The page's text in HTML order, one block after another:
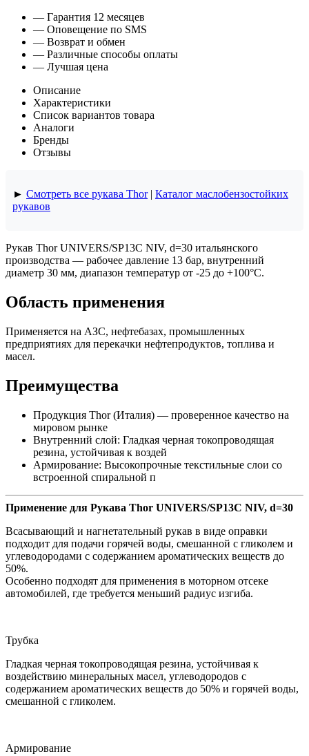
— Гарантия 12 месяцев
— Оповещение по SMS
— Возврат и обмен
— Различные способы оплаты
— Лучшая цена
Описание
Характеристики
Список вариантов товара
Аналоги
Бренды
Отзывы
► Смотреть все рукава Thor| Каталог маслобензостойких
рукавов
Рукав Thor UNIVERS/SP13C NIV, d=30 итальянского
производства — рабочее давление 13 бар, внутренний
диаметр 30 мм, диапазон температур от -25 до +100°C.
Область применения
Применяется на АЗС, нефтебазах, промышленных
предприятиях для перекачки нефтепродуктов, топлива и
масел.
Преимущества
Продукция Thor (Италия) — проверенное качество на
мировом рынке
Внутренний слой: Гладкая черная токопроводящая
резина, устойчивая к воздей
Армирование: Высокопрочные текстильные слои со
встроенной спиральной п
Применение для Рукава Thor UNIVERS/SP13C NIV, d=30
Всасывающий и нагнетательный рукав в виде оправки
подходит для подачи горячей воды, смешанной с гликолем и
углеводородами с содержанием ароматических веществ до
50%.
Особенно подходят для применения в моторном отсеке
автомобилей, где требуется меньший радиус изгиба.
Трубка
Гладкая черная токопроводящая резина, устойчивая к
воздействию минеральных масел, углеводородов с
содержанием ароматических веществ до 50% и горячей воды,
смешанной с гликолем.
Армирование